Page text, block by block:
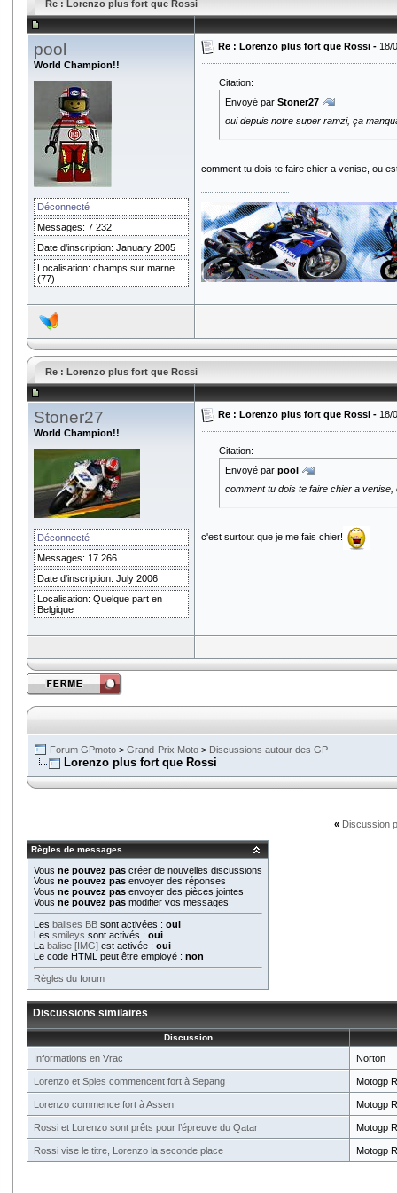
Re : Lorenzo plus fort que Rossi
pool
World Champion!!
Déconnecté
Messages: 7 232
Date d'inscription: January 2005
Localisation: champs sur marne
(77)
Re : Lorenzo plus fort que Rossi - 18/
Citation:
Envoyé par Stoner27
oui depuis notre super ramzi, ça
comment tu dois te faire chier a venise, ou
Re : Lorenzo plus fort que Rossi
Stoner27
World Champion!!
Déconnecté
Messages: 17 266
Date d'inscription: July 2006
Localisation: Quelque part en
Belgique
Re : Lorenzo plus fort que Rossi - 18/
Citation:
Envoyé par pool
comment tu dois te faire chier a
c'est surtout que je me fais chier!
Forum GPmoto > Grand-Prix Moto > Discussions autour des GP
Lorenzo plus fort que Rossi
« Discussion
Règles de messages
Vous ne pouvez pas créer de nouvelles discussions
Vous ne pouvez pas envoyer des réponses
Vous ne pouvez pas envoyer des pièces jointes
Vous ne pouvez pas modifier vos messages
Les balises BB sont activées : oui
Les smileys sont activés : oui
La balise [IMG] est activée : oui
Le code HTML peut être employé : non
Règles du forum
Discussions similaires
Discussion
Informations en Vrac Norton
Lorenzo et Spies commencent fort à Sepang Motogp
Lorenzo commence fort à Assen Motogp
Rossi et Lorenzo sont prêts pour l’épreuve du Qatar Motogp
Rossi vise le titre, Lorenzo la seconde place Motogp